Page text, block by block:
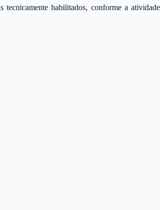
tecnicamente habilitados, conforme a atividade